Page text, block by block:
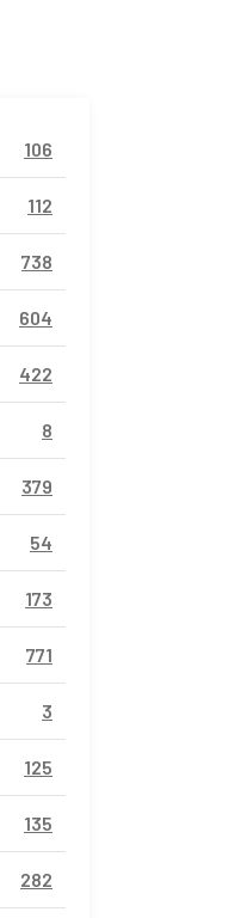
106
112
738
604
422
8
379
54
173
771
3
125
135
282